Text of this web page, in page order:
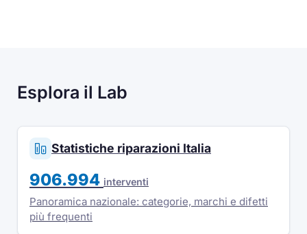
Esplora il Lab
Statistiche riparazioni Italia
906.994 interventi
Panoramica nazionale: categorie, marchi e difetti
più frequenti